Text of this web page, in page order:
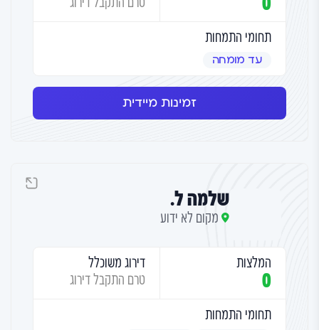
תחומי התמחות
עד מומחה
זמינות מיידית
שלמה ל.
מקום לא ידוע
המלצות
0
דירוג משוכלל
טרם התקבל דירוג
תחומי התמחות